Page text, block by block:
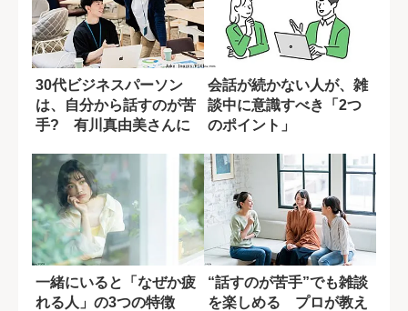
30代ビジネスパーソン
は、自分から話すのが苦
手? 有川真由美さんに
会話が続かない人が、雑
談中に意識すべき「2つ
のポイント」
一緒にいると「なぜか疲
れる人」の3つの特徴
“話すのが苦手”でも雑談
を楽しめる プロが教え